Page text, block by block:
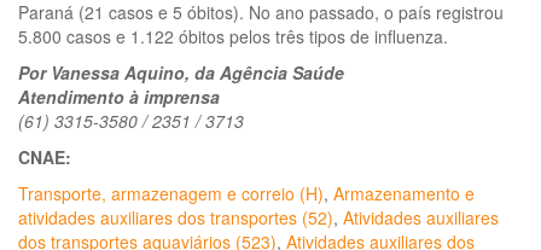
Paraná (21 casos e 5 óbitos). No ano passado, o país registrou
5.800 casos e 1.122 óbitos pelos três tipos de influenza.
Por Vanessa Aquino, da Agência Saúde
Atendimento à imprensa
(61) 3315-3580 / 2351 / 3713
CNAE:
Transporte, armazenagem e correio (H), Armazenamento e
atividades auxiliares dos transportes (52), Atividades auxiliares
dos transportes aquaviários (523), Atividades auxiliares dos